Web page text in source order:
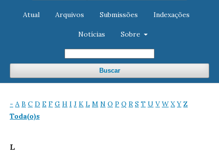
Atual Arquivos Submissões Indexações
Notícias Sobre
Buscar
- A B C D E F G H I J K L M N O P Q R S T U V W X Y Z
Toda(o)s
L